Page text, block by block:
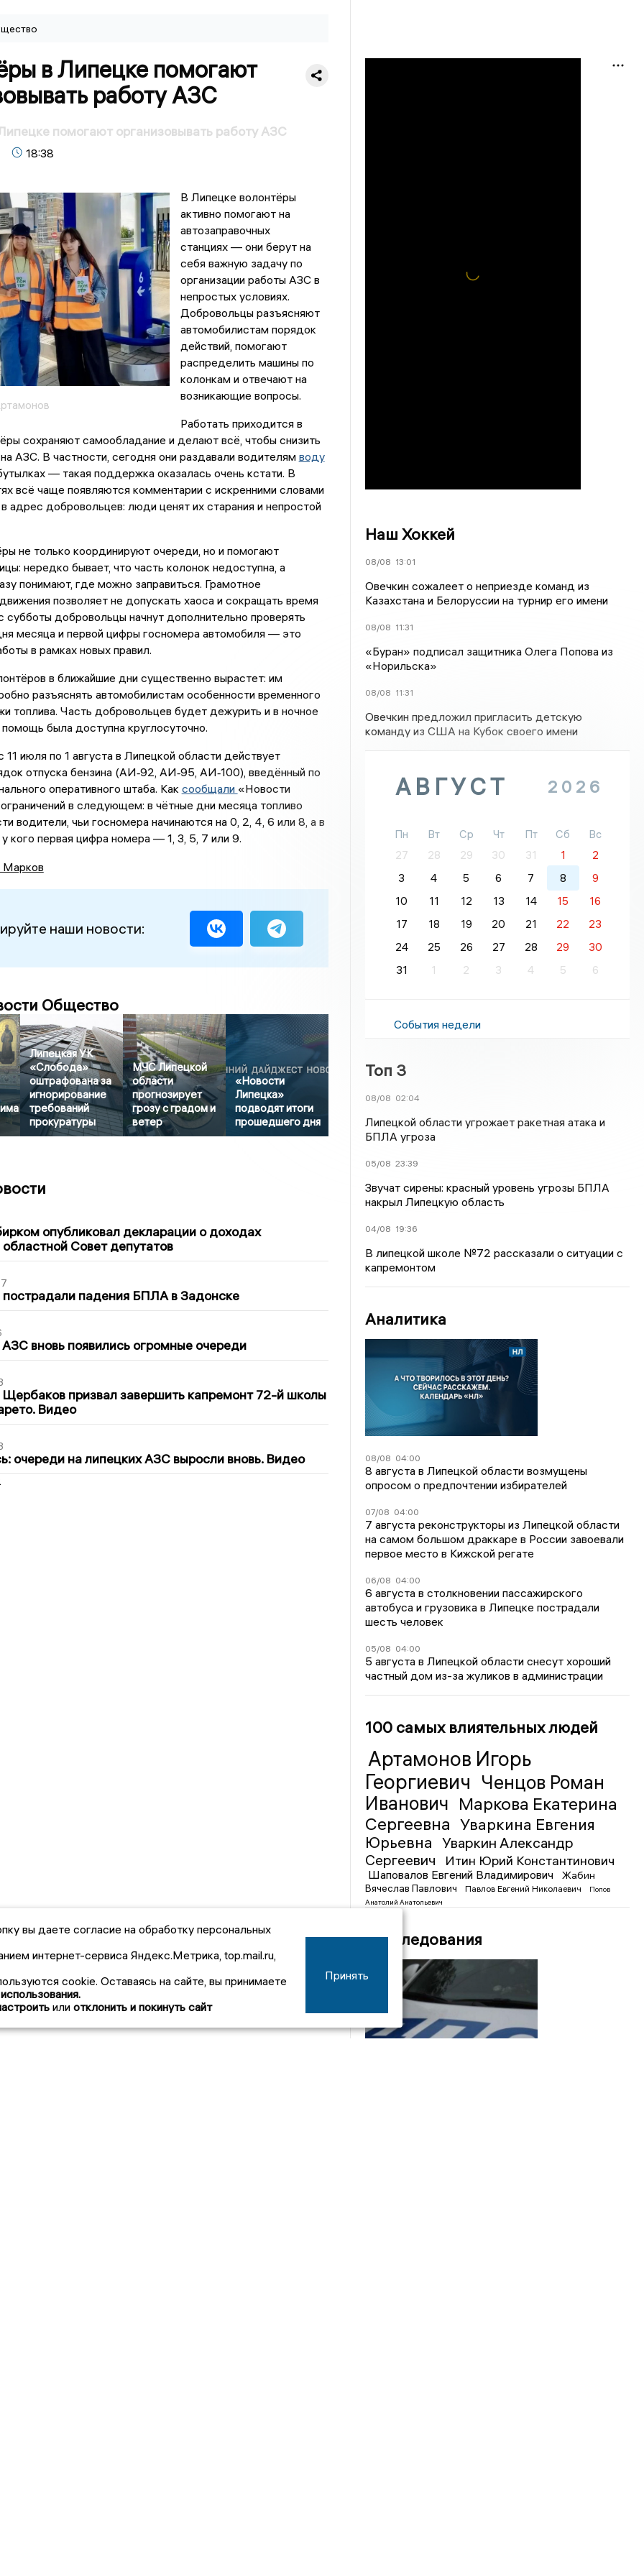
в Липецке помогают
работу АЗС
помогают организовывать работу АЗС
18:38
В Липецке волонтёры
активно помогают на
автозаправочных
станциях — они берут на
себя важную задачу по
организации работы АЗС в
непростых условиях.
Добровольцы разъясняют
автомобилистам порядок
действий, помогают
распределить машины по
колонкам и отвечают на
возникающие вопросы.
Работать приходится в
сохраняют самообладание и делают всё, чтобы снизить
АЗС. В частности, сегодня они раздавали водителям воду
— такая поддержка оказалась очень кстати. В
всё чаще появляются комментарии с искренними словами
адрес добровольцев: люди ценят их старания и непростой
не только координируют очереди, но и помогают
нередко бывает, что часть колонок недоступна, а
понимают, где можно заправиться. Грамотное
позволяет не допускать хаоса и сокращать время
субботы добровольцы начнут дополнительно проверять
месяца и первой цифры госномера автомобиля — это
в рамках новых правил.
в ближайшие дни существенно вырастет: им
разъяснять автомобилистам особенности временного
топлива. Часть добровольцев будет дежурить и в ночное
была доступна круглосуточно.
11 июля по 1 августа в Липецкой области действует
отпуска бензина (АИ‑92, АИ‑95, АИ‑100), введённый по
оперативного штаба. Как сообщали «Новости
в следующем: в чётные дни месяца топливо
водители, чьи госномера начинаются на 0, 2, 4, 6 или 8, а в
кого первая цифра номера — 1, 3, 5, 7 или 9.
наши новости:
Общество
Липецкая УК
«Слобода»
оштрафована за
игнорирование
требований
прокуратуры
МЧС Липецкой
области
прогнозирует
грозу с градом и
ветер
«Новости
Липецка»
подводят итоги
прошедшего дня
опубликовал декларации о доходах
Совет депутатов
пострадали падения БПЛА в Задонске
вновь появились огромные очереди
призвал завершить капремонт 72-й школы
Видео
очереди на липецких АЗС выросли вновь. Видео
Наш Хоккей
08/08 13:01
Овечкин сожалеет о неприезде команд из
Казахстана и Белоруссии на турнир его имени
08/08 11:31
«Буран» подписал защитника Олега Попова из
«Норильска»
08/08 11:31
Овечкин предложил пригласить детскую
команду из США на Кубок своего имени
АВГУСТ 2026
Пн Вт Ср Чт Пт Сб
Вс
27
28 29 30 31 1
2
3
4 5 6 7 8
9
10
11 12 13 14 15
16
17
18 19 20 21 22
23
24
25 26 27 28 29
30
31
1 2 3 4 5 6
События недели
Топ 3
08/08 02:04
Липецкой области угрожает ракетная атака и
БПЛА угроза
05/08 23:39
Звучат сирены: красный уровень угрозы БПЛА
накрыл Липецкую область
04/08 19:36
В липецкой школе №72 рассказали о ситуации с
капремонтом
Аналитика
08/08 04:00
8 августа в Липецкой области возмущены
опросом о предпочтении избирателей
07/08 04:00
7 августа реконструкторы из Липецкой области
на самом большом драккаре в России завоевали
первое место в Кижской регате
06/08 04:00
6 августа в столкновении пассажирского
автобуса и грузовика в Липецке пострадали
шесть человек
05/08 04:00
5 августа в Липецкой области снесут хороший
частный дом из-за жуликов в администрации
100 самых влиятельных людей
Артамонов Игорь
Георгиевич Ченцов Роман
Иванович Маркова Екатерина
Сергеевна Уваркина Евгения
Юрьевна
Уваркин Александр
Сергеевич
Итин Юрий Константинович
Шаповалов Евгений Владимирович
Жабин
Вячеслав Павлович
Павлов Евгений Николаевич
Попов
Анатолий Анатольевич
Расследования
вы даете согласие на обработку персональных
интернет-сервиса Яндекс.Метрика, top.mail.ru,
cookie. Оставаясь на сайте, вы принимаете
или отклонить и покинуть сайт
Принять